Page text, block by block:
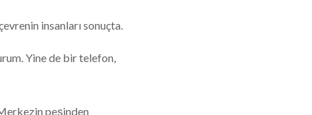
insanları sonuçta.
Yine de bir telefon,
peşinden